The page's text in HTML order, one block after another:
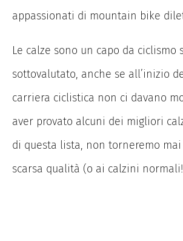
appassionati di mountain bike
Le calze sono un capo da ciclismo
sottovalutato, anche se all’inizio
carriera ciclistica non ci davano
aver provato alcuni dei migliori
di questa lista, non torneremo
scarsa qualità (o ai calzini